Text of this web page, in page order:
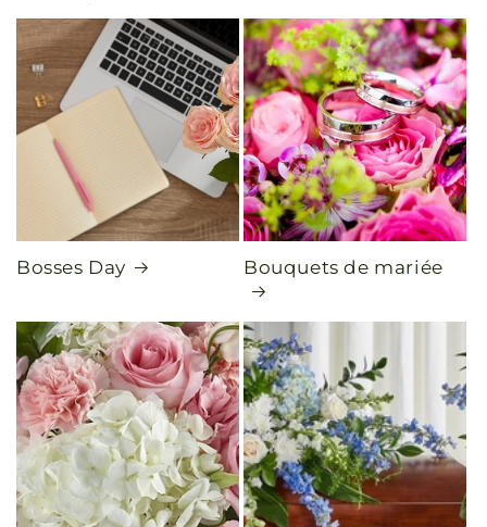
Bosses Day Bouquets de mariée